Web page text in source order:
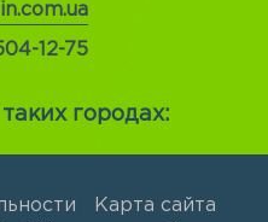
12-75
городах:
Карта сайта